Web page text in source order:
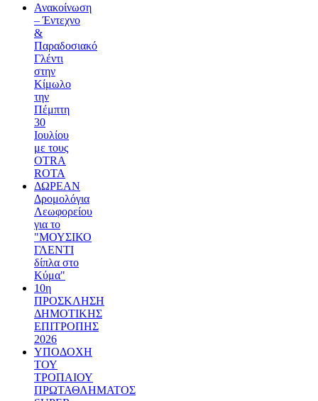
Ανακοίνωση
– Έντεχνο
&
Παραδοσιακό
Γλέντι
στην
Κίμωλο
την
Πέμπτη
30
Ιουλίου
με τους
OTRA
ROTA
ΔΩΡΕΑΝ
Δρομολόγια
Λεωφορείου
για το
"ΜΟΥΣΙΚΟ
ΓΛΕΝΤΙ
δίπλα στο
Κύμα"
10η
ΠΡΟΣΚΛΗΣΗ
ΔΗΜΟΤΙΚΗΣ
ΕΠΙΤΡΟΠΗΣ
2026
ΥΠΟΔΟΧΗ
ΤΟΥ
ΤΡΟΠΑΙΟΥ
ΠΡΩΤΑΘΛΗΜΑΤΟΣ